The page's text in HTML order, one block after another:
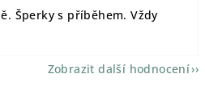
Šperky s příběhem. Vždy
Zobrazit další hodnocení